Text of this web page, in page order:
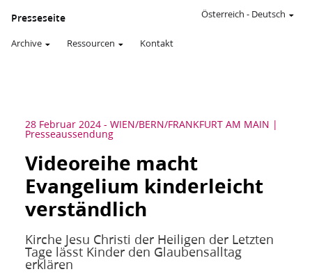
Presseseite
Archive Ressourcen Kontakt
Österreich - Deutsch
28 Februar 2024 - WIEN/BERN/FRANKFURT AM MAIN
Presseaussendung
Videoreihe macht
Evangelium kinderleicht
verständlich
Kirche Jesu Christi der Heiligen der Letzten
Tage lässt Kinder den Glaubensalltag
erklären